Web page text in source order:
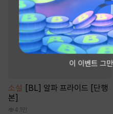
소설 [BL] 알파 프라이드 [단행
본]
4.1만
이 이벤트 그